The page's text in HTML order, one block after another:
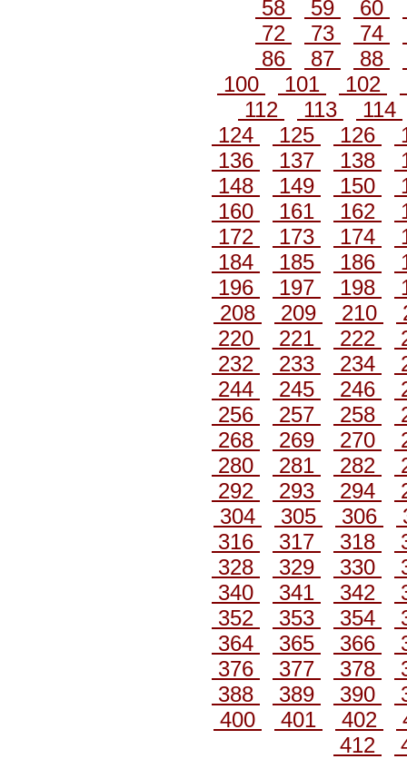
58
59 60
72
73 74
86
87 88
100
101 102
112
113
114
124
125 126
136
137 138
148
149 150
160
161 162
172
173 174
184
185 186
196
197 198
208
209 210
220
221 222
232
233 234
244
245 246
256
257 258
268
269 270
280
281 282
292
293 294
304
305 306
316
317 318
328
329 330
340
341 342
352
353 354
364
365 366
376
377 378
388
389 390
400
401 402
412